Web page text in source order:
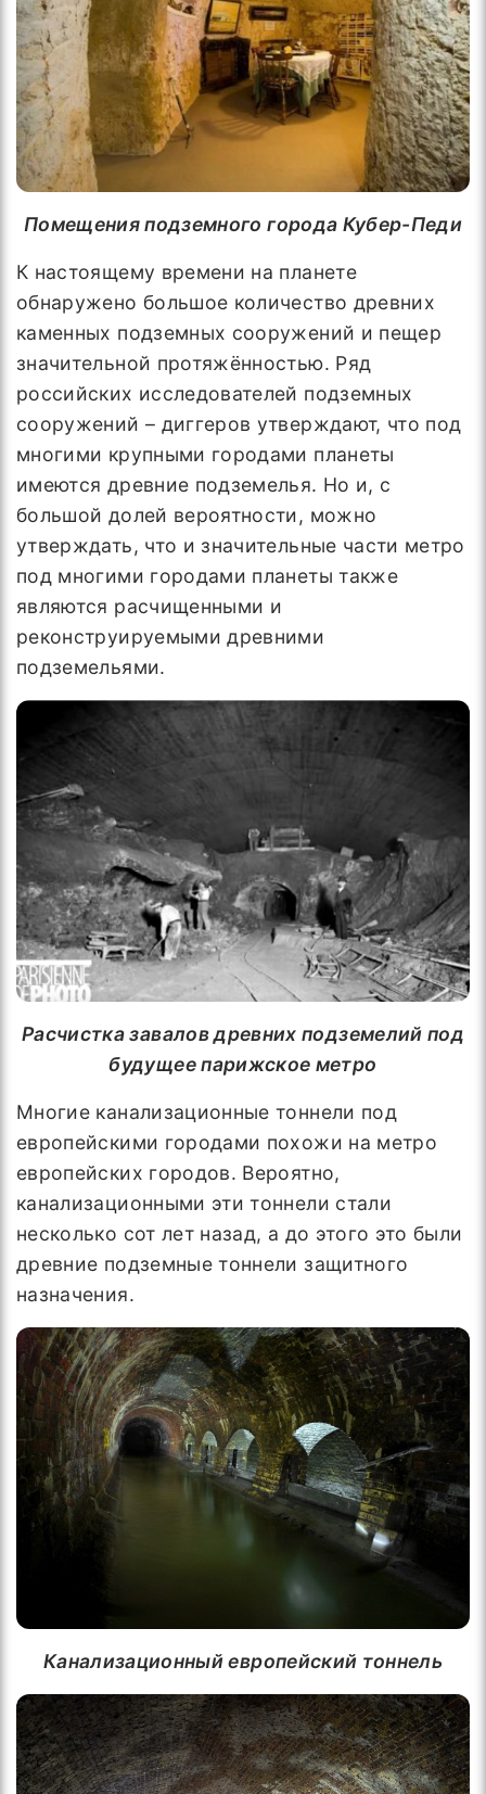
Помещения подземного города Кубер-Педи
К настоящему времени на планете
обнаружено большое количество древних
каменных подземных сооружений и пещер
значительной протяжённостью. Ряд
российских исследователей подземных
сооружений – диггеров утверждают, что под
многими крупными городами планеты
имеются древние подземелья. Но и, с
большой долей вероятности, можно
утверждать, что и значительные части метро
под многими городами планеты также
являются расчищенными и
реконструируемыми древними
подземельями.
Расчистка завалов древних подземелий под
будущее парижское метро
Многие канализационные тоннели под
европейскими городами похожи на метро
европейских городов. Вероятно,
канализационными эти тоннели стали
несколько сот лет назад, а до этого это были
древние подземные тоннели защитного
назначения.
Канализационный европейский тоннель